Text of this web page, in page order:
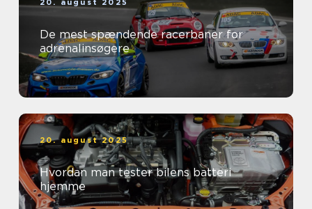
20. august 2025
De mest spændende racerbaner for
adrenalinsøgere
20. august 2025
Hvordan man tester bilens batteri
hjemme